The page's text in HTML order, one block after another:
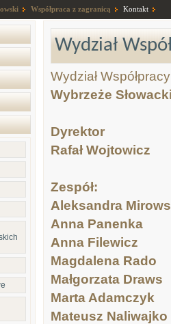
Współpraca z zagranicą Kontakt
Wydział
Wydział
Wybrzeże
Dyrektor
Rafał
Zespół:
Aleksandra
Anna
Anna
Magdalena
Małgorzata
Marta
Mateusz